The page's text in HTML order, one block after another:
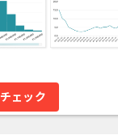
ェック